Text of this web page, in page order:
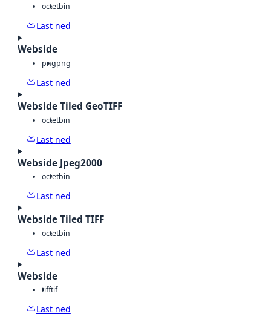
octetbin
Last ned
Webside
pngpng
Last ned
Webside Tiled GeoTIFF
octetbin
Last ned
Webside Jpeg2000
octetbin
Last ned
Webside Tiled TIFF
octetbin
Last ned
Webside
tifftif
Last ned